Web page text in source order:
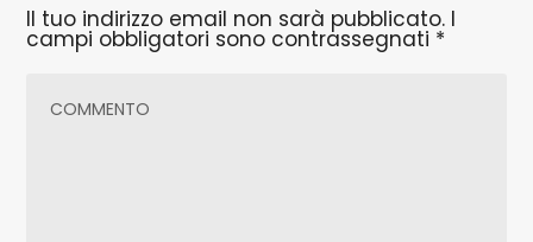
Il tuo indirizzo email non sarà pubblicato. I
campi obbligatori sono contrassegnati *